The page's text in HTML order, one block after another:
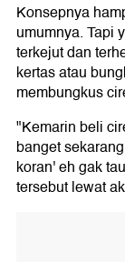
Konsepnya
umumnya. Tapi
terkejut dan
kertas atau
membungkus
"Kemarin beli
banget
koran' eh gak
tersebut lewat